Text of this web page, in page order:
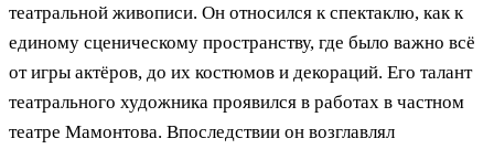
театральной живописи. Он относился к спектаклю, как к
единому сценическому пространству, где было важно всё
от игры актёров, до их костюмов и декораций. Его талант
театрального художника проявился в работах в частном
театре Мамонтова. Впоследствии он возглавлял